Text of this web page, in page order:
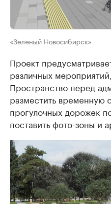
«Зеленый Новосибирск»
Проект
различных
Пространство перед
разместить временную
прогулочных дорожек
поставить фото-зоны и